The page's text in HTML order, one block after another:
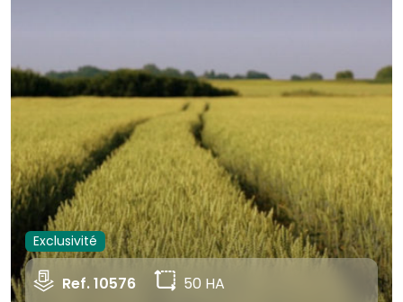
Exclusivité
Ref. 10576 50 HA